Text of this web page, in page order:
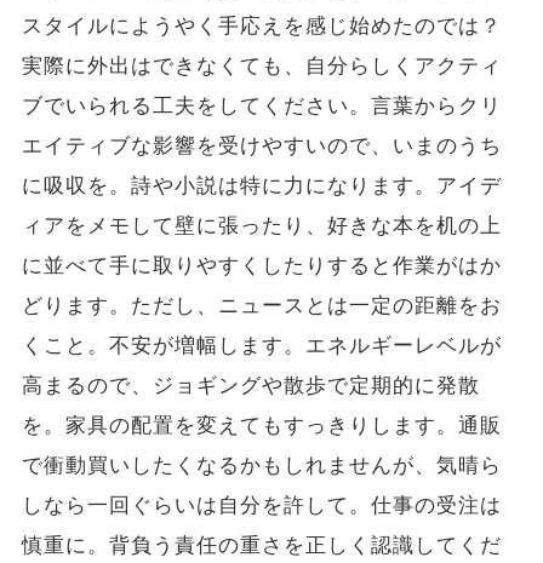
スタイルにようやく手応えを感じ始めたのでは？
実際に外出はできなくても、自分らしくアクティ
ブでいられる工夫をしてください。言葉からクリ
エイティブな影響を受けやすいので、いまのうち
に吸収を。詩や小説は特に力になります。アイデ
ィアをメモして壁に張ったり、好きな本を机の上
に並べて手に取りやすくしたりすると作業がはか
どります。ただし、ニュースとは一定の距離をお
くこと。不安が増幅します。エネルギーレベルが
高まるので、ジョギングや散歩で定期的に発散
を。家具の配置を変えてもすっきりします。通販
で衝動買いしたくなるかもしれませんが、気晴ら
しなら一回ぐらいは自分を許して。仕事の受注は
慎重に。背負う責任の重さを正しく認識してくだ